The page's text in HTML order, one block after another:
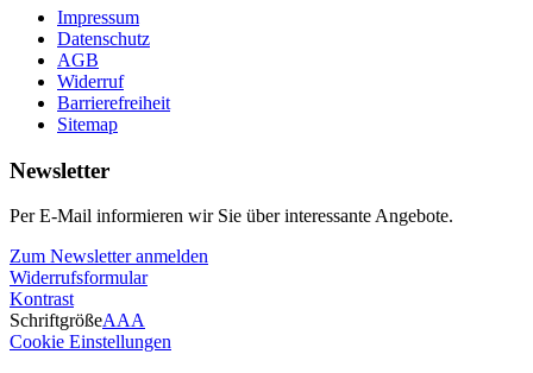
Impressum
Datenschutz
AGB
Widerruf
Barrierefreiheit
Sitemap
Newsletter
Per E-Mail informieren wir Sie über interessante Angebote.
Zum Newsletter anmelden
Widerrufsformular
Kontrast
SchriftgrößeAAA
Cookie Einstellungen